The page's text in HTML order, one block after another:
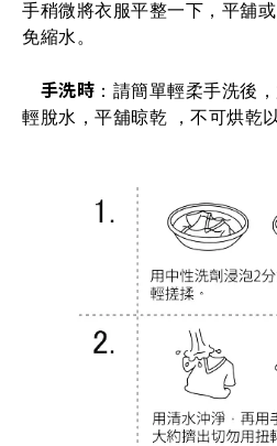
手稍微將衣服平整一下，平舖
免縮水。
手洗時 ：請簡單輕柔手洗後
輕脫水，平舖晾乾 ，不可烘乾